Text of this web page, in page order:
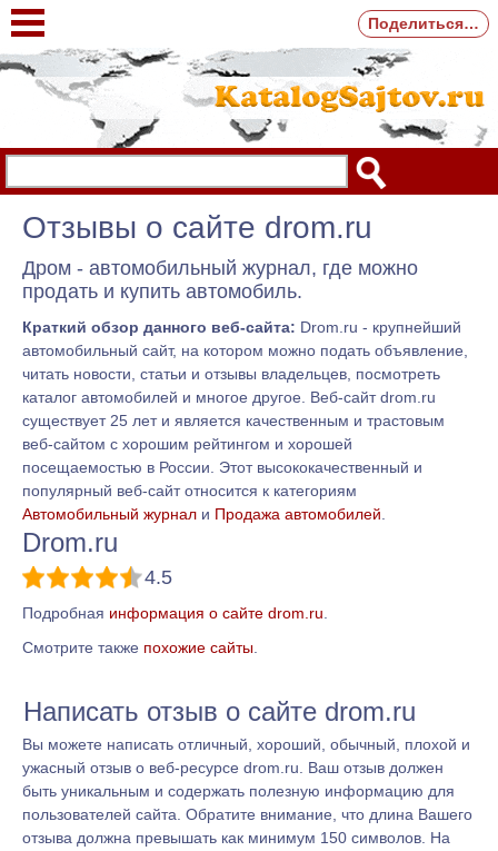
Отзывы о сайте drom.ru
Дром - автомобильный журнал, где можно
продать и купить автомобиль.
Краткий обзор данного веб-сайта: Drom.ru - крупнейший
автомобильный сайт, на котором можно подать объявление,
читать новости, статьи и отзывы владельцев, посмотреть
каталог автомобилей и многое другое. Веб-сайт drom.ru
существует 25 лет и является качественным и трастовым
веб-сайтом с хорошим рейтингом и хорошей
посещаемостью в России. Этот высококачественный и
популярный веб-сайт относится к категориям
Автомобильный журнал и Продажа автомобилей
Drom.ru
4.5
Подробная информация о сайте drom.ru
Смотрите также похожие сайты.
Написать отзыв о сайте drom.ru
Вы можете написать отличный, хороший, обычный, плохой и
ужасный отзыв о веб-ресурсе drom.ru. Ваш отзыв должен
быть уникальным и содержать полезную информацию для
пользователей сайта. Обратите внимание, что длина Вашего
отзыва должна превышать как минимум 150 символов. На
Поделиться…